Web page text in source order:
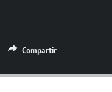
ESPECIALES
LA REALIDAD DE LA
MULTIMEDIA
EDITORIALES
Compartir